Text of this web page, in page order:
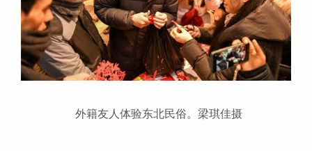
外籍友人体验东北民俗。梁琪佳摄